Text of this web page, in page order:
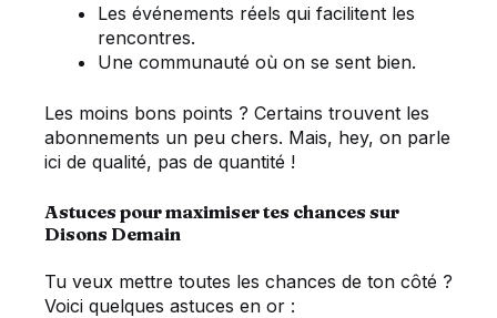
Les événements réels qui facilitent les
rencontres.
Une communauté où on se sent bien.
Les moins bons points ? Certains trouvent les
abonnements un peu chers. Mais, hey, on parle
ici de qualité, pas de quantité !
Astuces pour maximiser tes chances sur
Disons Demain
Tu veux mettre toutes les chances de ton côté ?
Voici quelques astuces en or :